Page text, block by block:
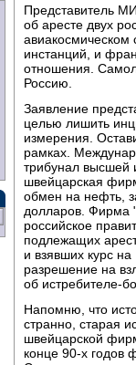
Представитель
об аресте двух
авиакосмическом
инстанций, и
отношения.
Россию.
Заявление
целью лишить
измерения.
рамках.
трибунал высшей
швейцарская
обмен на нефть,
долларов. Фирма
российское
подлежащих
и взявших курс
разрешение на
об истребителе-
Напомню, что
странно, старая
швейцарской
конце 90-х годов